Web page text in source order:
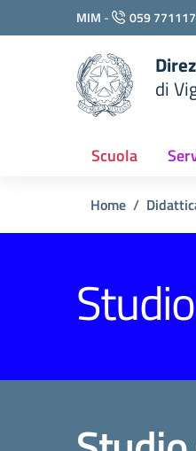
Vai ai contenuti
Vai al menu di navigazione
Vai al footer
MIM - 059 771117
di
Scuola
Home